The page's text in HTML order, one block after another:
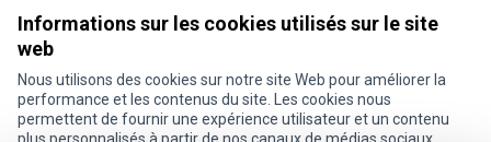
Informations sur les cookies utilisés sur le site
web
Nous utilisons des cookies sur notre site Web pour améliorer la
performance et les contenus du site. Les cookies nous
permettent de fournir une expérience utilisateur et un contenu
Conditions d'utilisation
Paramètres des cookies
Je participe ! sur X
Je participe ! sur Facebook
Je participe ! sur Instagram